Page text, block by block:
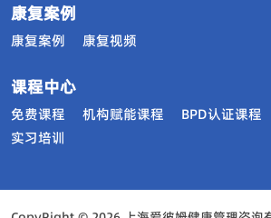
康复案例
康复案例 康复视频
课程中心
免费课程 机构赋能课程 BPD认证课程
实习培训